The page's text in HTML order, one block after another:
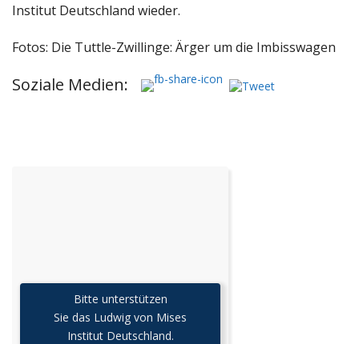
Institut Deutschland wieder.
Fotos: Die Tuttle-Zwillinge: Ärger um die Imbisswagen
Soziale Medien:
Bitte unterstützen
Sie das Ludwig von Mises
Institut Deutschland.